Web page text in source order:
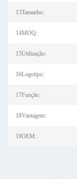
13Tamanho:
14MOQ:
15Utilização:
16Logotipo:
17Função:
18Vantagem:
19OEM: